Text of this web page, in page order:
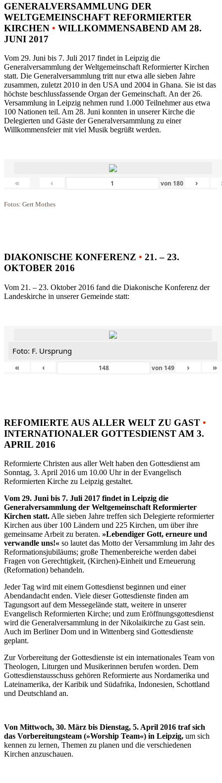
GENERALVERSAMMLUNG DER
WELTGEMEINSCHAFT REFORMIERTER
KIRCHEN • WILLKOMMENSABEND AM 28.
JUNI 2017
Vom 29. Juni bis 7. Juli 2017 findet in Leipzig die
Generalversammlung der Weltgemeinschaft Reformierter Kirchen
statt. Die Generalversammlung tritt nur etwa alle sieben Jahre
zusammen, zuletzt 2010 in den USA und 2004 in Ghana. Sie ist das
höchste beschlussfassende Organ der Gemeinschaft. An der 26.
Versammlung in Leipzig nehmen rund 1.000 Teilnehmer aus etwa
100 Nationen teil. Am 28. Juni konnten in unserer Kirche die
Delegierten und Gäste der Generalversammlung zu einer
Willkommensfeier mit viel Musik begrüßt werden.
« ‹ von 180 ›
Fotos: Gert Mothes
DIAKONISCHE KONFERENZ • 21. – 23.
OKTOBER 2016
Vom 21. – 23. Oktober 2016 fand die Diakonische Konferenz der
Landeskirche in unserer Gemeinde statt:
Foto: F. Ursprung
«
‹ von 149 › »
REFOMIERTE AUS ALLER WELT ZU GAST •
INTERNATIONALER GOTTESDIENST AM 3.
APRIL 2016
Reformierte Christen aus aller Welt haben den Gottesdienst am
Sonntag, 3. April 2016 um 10.00 Uhr in der Evangelisch
Reformierten Kirche zu Leipzig gestaltet.
Vom 29. Juni bis 7. Juli 2017 findet in Leipzig die
Generalversammlung der Weltgemeinschaft Reformierter
Kirchen statt.Alle sieben Jahre treffen sich Delegierte reformierter
Kirchen aus über 100 Ländern und 225 Kirchen, um über ihre
gemeinsame Arbeit zu beraten. »Lebendiger Gott, erneure und
verwandle uns!« so lautet das Motto der Versammlung im Jahr des
Reformationsjubiläums; große Themenbereiche werden dabei
Fragen von Gerechtigkeit, (Kirchen)-Einheit und Erneuerung
(Reformation) behandeln.
Jeder Tag wird mit einem Gottesdienst beginnen und einer
Abendandacht enden. Viele dieser Gottesdienste finden am
Tagungsort auf dem Messegelände statt, weitere in unserer
Evangelisch Reformierten Kirche; und zum Eröffnungsgottesdienst
wird die Generalversammlung in der Nikolaikirche zu Gast sein.
Auch im Berliner Dom und in Wittenberg sind Gottesdienste
geplant.
Zur Vorbereitung der Gottesdienste ist ein internationales Team von
Theologen, Liturgen und Musikerinnen berufen worden. Dem
Gottesdienstausschuss gehören Reformierte aus Nordamerika und
Lateinamerika, der Karibik und Südafrika, Indonesien, Schottland
und Deutschland an.
Von Mittwoch, 30. März bis Dienstag, 5. April 2016 traf sich
das Vorbereitungsteam (»Worship Team«) in Leipzig, um sich
kennen zu lernen, Themen zu planen und die verschiedenen
Kirchen anzuschauen.